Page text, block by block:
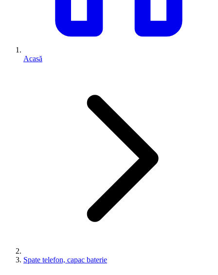
Acasă
Spate telefon, capac baterie